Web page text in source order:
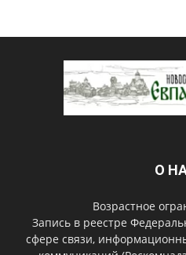
О
Возрастное
Запись в реестре
сфере связи,